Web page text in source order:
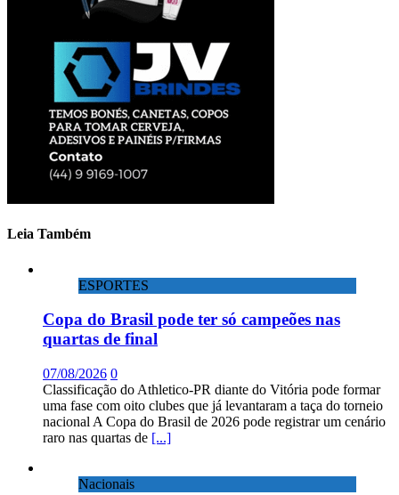
Leia Também
ESPORTES
Copa do Brasil pode ter só campeões nas
quartas de final
07/08/2026 0
Classificação do Athletico-PR diante do Vitória pode formar
uma fase com oito clubes que já levantaram a taça do torneio
nacional A Copa do Brasil de 2026 pode registrar um cenário
raro nas quartas de [...]
Nacionais